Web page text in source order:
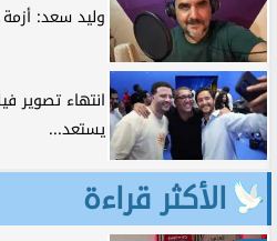
وليد سعد:
انتهاء تصوير
يستعد...
الأكثر قراءة